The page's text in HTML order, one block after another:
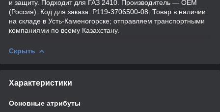
и защиту. Подходит для ГАЗ 2410. Производитель — OEM
(Россия). Код для заказа: Р119-3706500-08. Товар в наличии
на складе в Усть-Каменогорске; отправляем транспортными
компаниями по всему Казахстану.
Скрыть
Характеристики
Основные атрибуты